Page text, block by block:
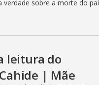
verdade sobre a morte do pai
leitura do
| Mãe